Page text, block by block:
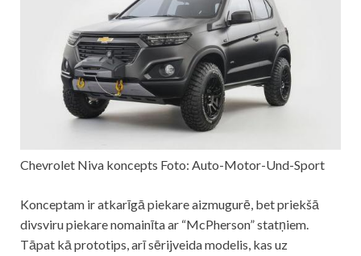
Chevrolet Niva koncepts Foto: Auto-Motor-Und-Sport
Konceptam ir atkarīgā piekare aizmugurē, bet priekšā
divsviru piekare nomainīta ar “McPherson” statņiem.
Tāpat kā prototips, arī sērijveida modelis, kas uz